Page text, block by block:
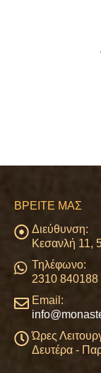
ΒΡΕΊΤΕ ΜΑΣ
Διεύθυνση:
Κεσανλή 11,
Τηλέφωνο:
2310 840188
Email:
Ώρες
Δευτέρα -